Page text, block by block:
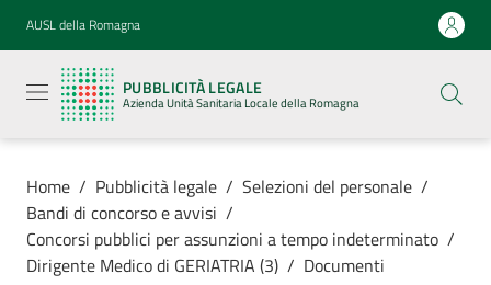
Vai al contenuto
Vai alla navigazione
Vai al footer
AUSL della Romagna
PUBBLICITÀ LEGALE
Azienda Unità Sanitaria Locale della Romagna
legale
Azienda
Unità
Locale della
Home / Pubblicità legale / Selezioni del personale /
Bandi di concorso e avvisi /
Concorsi pubblici per assunzioni a tempo indeterminato /
Dirigente Medico di GERIATRIA (3) / Documenti